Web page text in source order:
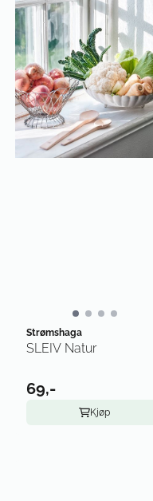
Strømshaga
SLEIV Natur
69,-
Kjøp